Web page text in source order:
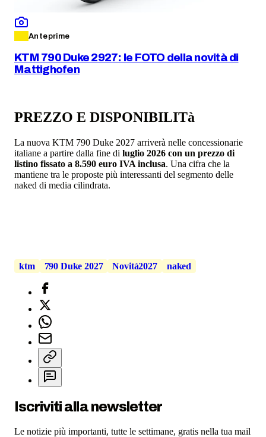
Anteprime
KTM 790 Duke 2927: le FOTO della novità di
Mattighofen
PREZZO E DISPONIBILITà
La nuova KTM 790 Duke 2027 arriverà nelle concessionarie
italiane a partire dalla fine di luglio 2026 con un prezzo di
listino fissato a 8.590 euro IVA inclusa. Una cifra che la
mantiene tra le proposte più interessanti del segmento delle
naked di media cilindrata.
ktm 790 Duke 2027 Novità2027 naked
Iscriviti alla newsletter
Le notizie più importanti, tutte le settimane, gratis nella tua mail